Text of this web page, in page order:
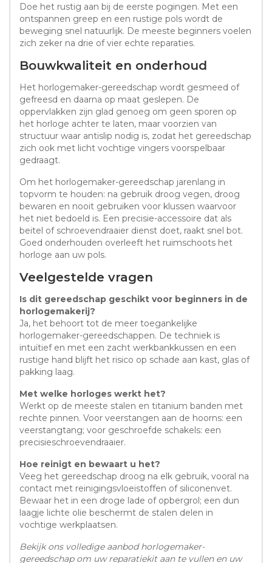
Doe het rustig aan bij de eerste pogingen. Met een
ontspannen greep en een rustige pols wordt de
beweging snel natuurlijk. De meeste beginners voelen
zich zeker na drie of vier echte reparaties.
Bouwkwaliteit en onderhoud
Het horlogemaker-gereedschap wordt gesmeed of
gefreesd en daarna op maat geslepen. De
oppervlakken zijn glad genoeg om geen sporen op
het horloge achter te laten, maar voorzien van
structuur waar antislip nodig is, zodat het gereedschap
zich ook met licht vochtige vingers voorspelbaar
gedraagt.
Om het horlogemaker-gereedschap jarenlang in
topvorm te houden: na gebruik droog vegen, droog
bewaren en nooit gebruiken voor klussen waarvoor
het niet bedoeld is. Een precisie-accessoire dat als
beitel of schroevendraaier dienst doet, raakt snel bot.
Goed onderhouden overleeft het ruimschoots het
horloge aan uw pols.
Veelgestelde vragen
Is dit gereedschap geschikt voor beginners in de
horlogemakerij?
Ja, het behoort tot de meer toegankelijke
horlogemaker-gereedschappen. De techniek is
intuïtief en met een zacht werkbankkussen en een
rustige hand blijft het risico op schade aan kast, glas of
pakking laag.
Met welke horloges werkt het?
Werkt op de meeste stalen en titanium banden met
rechte pinnen. Voor veerstangen aan de hoorns: een
veerstangtang; voor geschroefde schakels: een
precisieschroevendraaier.
Hoe reinigt en bewaart u het?
Veeg het gereedschap droog na elk gebruik, vooral na
contact met reinigingsvloeistoffen of siliconenvet.
Bewaar het in een droge lade of opbergrol; een dun
laagje lichte olie beschermt de stalen delen in
vochtige werkplaatsen.
Bekijk ons volledige aanbod horlogemaker-
gereedschap om uw reparatiekit aan te vullen en uw